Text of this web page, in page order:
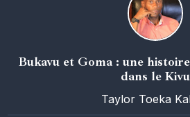
Bukavu et Goma : une
dans le Kivu
Taylor Toeka